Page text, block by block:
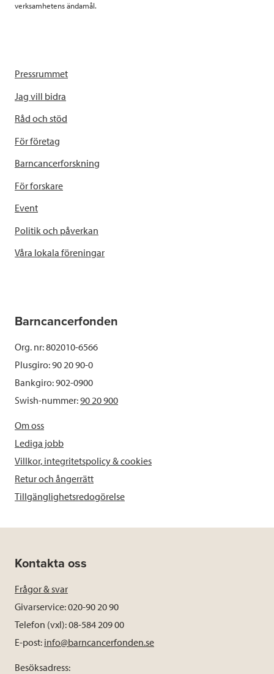
verksamhetens ändamål.
Pressrummet
Jag vill bidra
Råd och stöd
För företag
Barncancerforskning
För forskare
Event
Politik och påverkan
Våra lokala föreningar
Barncancerfonden
Org. nr: 802010-6566
Plusgiro: 90 20 90-0
Bankgiro: 902-0900
Swish-nummer:90 20 900
Om oss
Lediga jobb
Villkor, integritetspolicy & cookies
Retur och ångerrätt
Tillgänglighetsredogörelse
Kontakta oss
Frågor & svar
Givarservice: 020-90 20 90
Telefon (vxl): 08-584 209 00
E-post: info@barncancerfonden.se
Besöksadress: